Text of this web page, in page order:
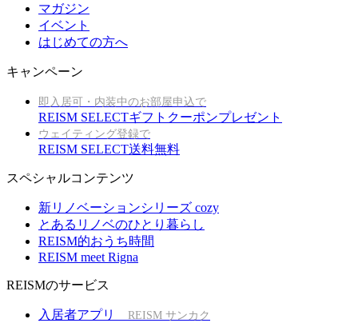
マガジン
イベント
はじめての方へ
キャンペーン
即入居可・内装中のお部屋申込で
REISM SELECTギフトクーポンプレゼント
ウェイティング登録で
REISM SELECT送料無料
スペシャルコンテンツ
新リノベーションシリーズ cozy
とあるリノベのひとり暮らし
REISM的おうち時間
REISM meet Rigna
REISMのサービス
入居者アプリ REISM サンカク